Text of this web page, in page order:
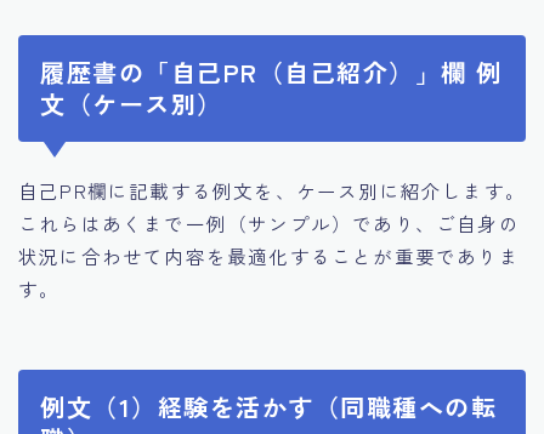
履歴書の「自己PR（自己紹介）」欄 例
文（ケース別）
自己PR欄に記載する例文を、ケース別に紹介します。
これらはあくまで一例（サンプル）であり、ご自身の
状況に合わせて内容を最適化することが重要でありま
す。
例文（1）経験を活かす（同職種への転